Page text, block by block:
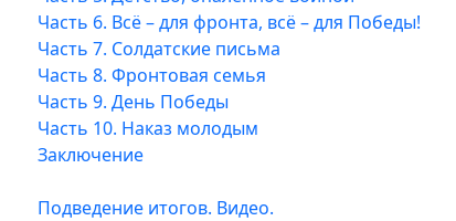
Часть 6. Всё – для фронта, всё – для Победы!
Часть 7. Солдатские письма
Часть 8. Фронтовая семья
Часть 9. День Победы
Часть 10. Наказ молодым
Заключение
Подведение итогов. Видео.